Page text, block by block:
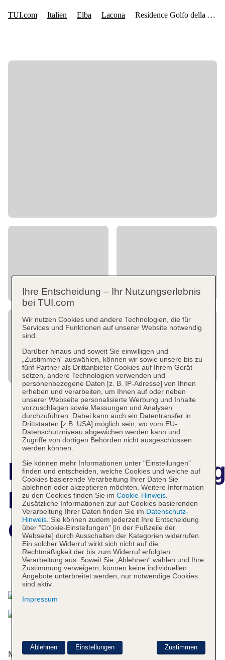
Residence Golfo
della Lacona
Das bietet Ihre Unterkunft
Mehrsprachiges Personal (Englisch, Deutsch,
Ihre Entscheidung – Ihr Nutzungserlebnis
bei TUI.com
Wir nutzen Cookies und andere Technologien, die für
Services und Funktionen auf unserer Website notwendig
sind.
Darüber hinaus und soweit Sie einwilligen und
„Zustimmen“ auswählen, können wir sowie unsere bis zu
fünf Partner als Drittanbieter Cookies auf Ihrem Gerät
setzen, andere Technologien verwenden und
personenbezogene Daten [z. B. IP-Adresse] von Ihnen
erheben und verarbeiten, um Ihnen auf oder neben
unserer Webseite personalisierte Werbung und Inhalte
vorzuschlagen sowie Messungen und Analysen
durchzuführen. Dabei kann auch ein Datentransfer in
Drittstaaten [z.B. USA] möglich sein, wo vom EU-
Datenschutzniveau abgewichen werden kann und
Zugriffe von dortigen Behörden nicht ausgeschlossen
werden können.
Sie können mehr Informationen unter "Einstellungen"
finden und entscheiden, welche Cookies und welche auf
Cookies basierende Verarbeitung Ihrer Daten Sie
ablehnen oder akzeptieren möchten. Weitere Information
zu den Cookies finden Sie im Cookie-Hinweis.
Zusätzliche Informationen zur auf Cookies basierenden
Verarbeitung Ihrer Daten finden Sie im Datenschutz-
Hinweis. Sie können zudem jederzeit Ihre Entscheidung
über "Cookie-Einstellungen" [in der Fußzeile der
Webseite] durch Ausschalten der Kategorien widerrufen.
Ein solcher Widerruf wirkt sich nicht auf die
Rechtmäßigkeit der bis zum Widerruf erfolgten
Verarbeitung aus. Soweit Sie „Ablehnen“ wählen und Ihre
Zustimmung verweigern, können keine individuellen
Angebote unterbreitet werden, nur notwendige Cookies
sind aktiv.
Impressum
Zustimmen
Ablehnen Einstellungen